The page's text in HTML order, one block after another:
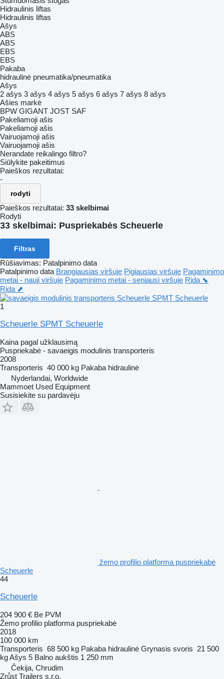
Hidraulinis liftas
Hidraulinis liftas
Ašys
ABS
ABS
EBS
EBS
Pakaba
hidraulinė pneumatika/pneumatika
Ašys
2 ašys 3 ašys 4 ašys 5 ašys 6 ašys 7 ašys 8 ašys
Ašies markė
BPW GIGANT JOST SAF
Pakeliamoji ašis
Pakeliamoji ašis
Vairuojamoji ašis
Vairuojamoji ašis
Nerandate reikalingo filtro?
Siūlykite pakeitimus
Paieškos rezultatai:
-
rodyti
Paieškos rezultatai: 33 skelbimai
Rodyti
33 skelbimai: Puspriekabės Scheuerle
Filtras
Rūšiavimas: Patalpinimo data
Patalpinimo data Brangiausias viršuje Pigiausias viršuje Pagaminimo
metai - nauji viršuje Pagaminimo metai - seniausi viršuje Rida ⬊
Rida ⬈
1
Scheuerle SPMT Scheuerle
Kaina pagal užklausimą
Puspriekabė - savaeigis modulinis transporteris
2008
Transporteris 40 000 kg Pakaba hidraulinė
Nyderlandai, Worldwide
Mammoet Used Equipment
Susisiekite su pardavėju
žemo profilio platforma puspriekabė
Scheuerle
44
Scheuerle
204 900 € Be PVM
Žemo profilio platforma puspriekabė
2018
100 000 km
Transporteris 68 500 kg Pakaba hidraulinė Grynasis svoris 21 500
kgAšys 5 Balno aukštis 1 250 mm
Čekija, Chrudim
Zrůst Trailers s.r.o.